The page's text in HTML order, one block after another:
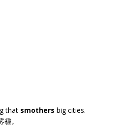
that smothers big cities.
。